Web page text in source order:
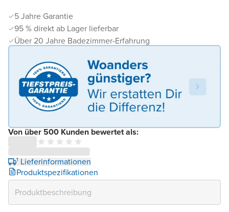
5 Jahre Garantie
95 % direkt ab Lager lieferbar
Über 20 Jahre Badezimmer-Erfahrung
Von über 500 Kunden bewertet als:
¹ Lieferinformationen
Produktspezifikationen